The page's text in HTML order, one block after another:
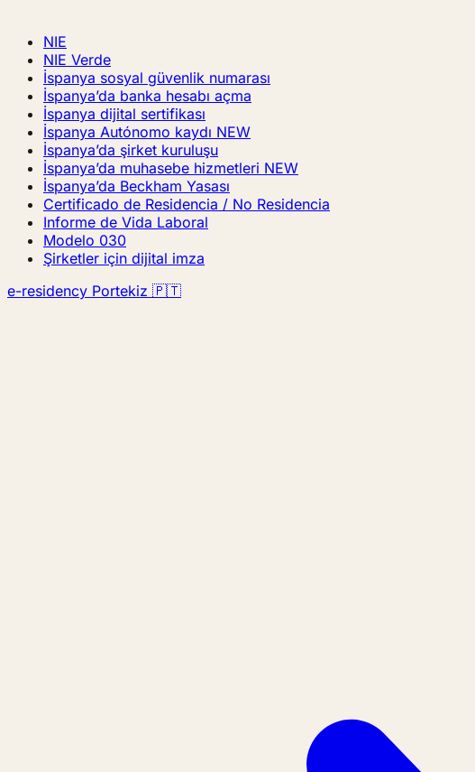
NIE
NIE Verde
İspanya sosyal güvenlik numarası
İspanya’da banka hesabı açma
İspanya dijital sertifikası
İspanya Autónomo kaydı NEW
İspanya’da şirket kuruluşu
İspanya’da muhasebe hizmetleri NEW
İspanya’da Beckham Yasası
Certificado de Residencia / No Residencia
Informe de Vida Laboral
Modelo 030
Şirketler için dijital imza
e-residency Portekiz 🇵🇹